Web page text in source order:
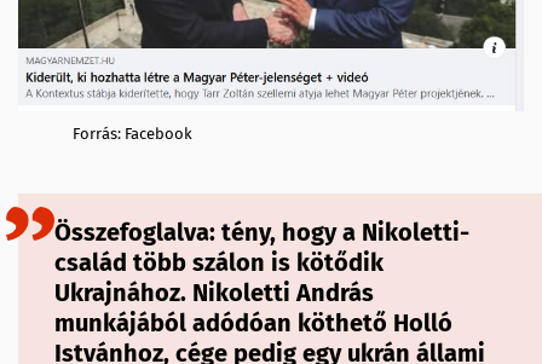
Forrás: Facebook
Összefoglalva: tény, hogy a Nikoletti-
család több szálon is kötődik
Ukrajnához. Nikoletti András
munkájából adódóan köthető Holló
Istvánhoz, cége pedig egy ukrán állami